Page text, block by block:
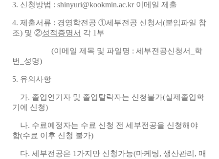
3. 신청방법 : shinyuri@kookmin.ac.kr 이메일 제출
4. 제출서류 : 경영학전공 ①세부전공 신청서(붙임파일 참
조) 및 ②성적증명서 각 1부
(이메일 제목 및 파일명 : 세부전공신청서_학
번_성명)
5. 유의사항
가. 졸업연기자 및 졸업탈락자는 신청불가(실제졸업학
기에 신청)
나. 수료예정자는 수료 신청 전 세부전공을 신청해야
함(수료 이후 신청 불가)
다. 세부전공은 1가지만 신청가능(마케팅, 생산관리, 매